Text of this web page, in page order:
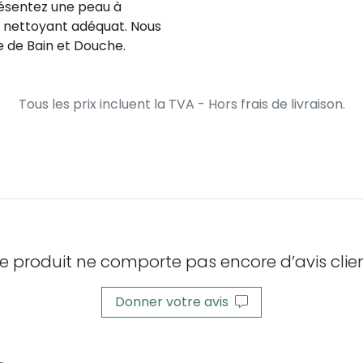
une peau à
adéquat. Nous
Bain et Douche.
Tous les prix incluent la TVA - Hors frais de livraison.
produit ne comporte pas encore d’avis
Donner votre avis